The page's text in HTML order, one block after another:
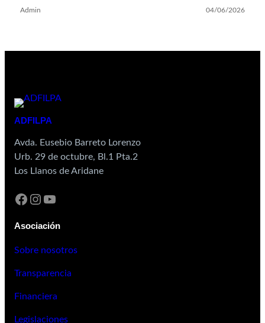
Admin 04/06/2026
ADFILPA
Avda. Eusebio Barreto Lorenzo
Urb. 29 de octubre, Bl.1 Pta.2
Los Llanos de Aridane
Asociación
Sobre nosotros
Transparencia
Financiera
Legislaciones